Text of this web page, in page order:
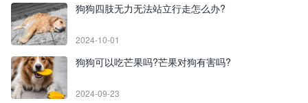
狗狗四肢无力无法站立行走怎么办?
2024-10-01
狗狗可以吃芒果吗?芒果对狗有害吗?
2024-09-23